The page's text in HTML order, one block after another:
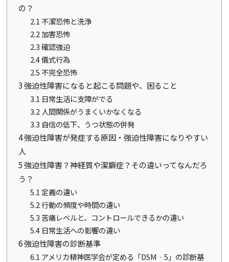
の？
2.1 不潔恐怖と洗浄
2.2 加害恐怖
2.3確認強迫
2.4儀式行為
2.5不完全恐怖
3強迫性障害になると起こる問題や、困ること
3.1 日常生活に支障がでる
3.2 人間関係がうまくいかなくなる
3.3 自信の低下、うつ状態の併発
4強迫性障害が発症する原因・強迫性障害になりやすい
人
5強迫性障害？神経質や潔癖症？その違いってなんだろ
う？
5.1 定義の違い
5.2行動の頻度や時間の違い
5.3 苦痛レベルと、コントロールできるかの違い
5.4 日常生活への影響の違い
6強迫性障害の診断基準
6.1 アメリカ精神医学会が定める「DSM‐5」の診断基